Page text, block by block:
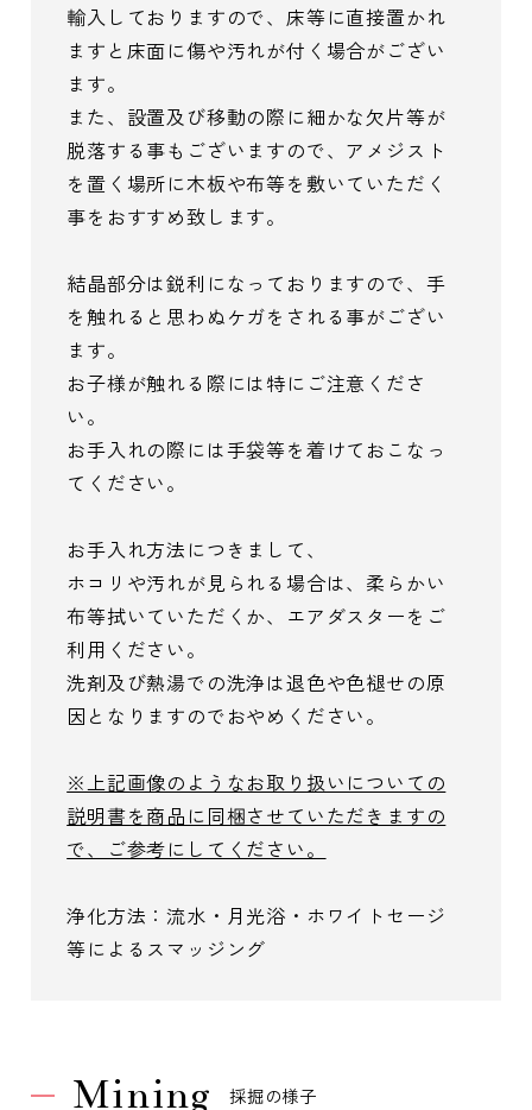
輸入しておりますので、床等に直接置かれ
ますと床面に傷や汚れが付く場合がござい
ます。
また、設置及び移動の際に細かな欠片等が
脱落する事もございますので、アメジスト
を置く場所に木板や布等を敷いていただく
事をおすすめ致します。
結晶部分は鋭利になっておりますので、手
を触れると思わぬケガをされる事がござい
ます。
お子様が触れる際には特にご注意くださ
い。
お手入れの際には手袋等を着けておこなっ
てください。
お手入れ方法につきまして、
ホコリや汚れが見られる場合は、柔らかい
布等拭いていただくか、エアダスターをご
利用ください。
洗剤及び熱湯での洗浄は退色や色褪せの原
因となりますのでおやめください。
※上記画像のようなお取り扱いについての
説明書を商品に同梱させていただきますの
で、ご参考にしてください。
浄化方法：流水・月光浴・ホワイトセージ
等によるスマッジング
Mining 採掘の様子